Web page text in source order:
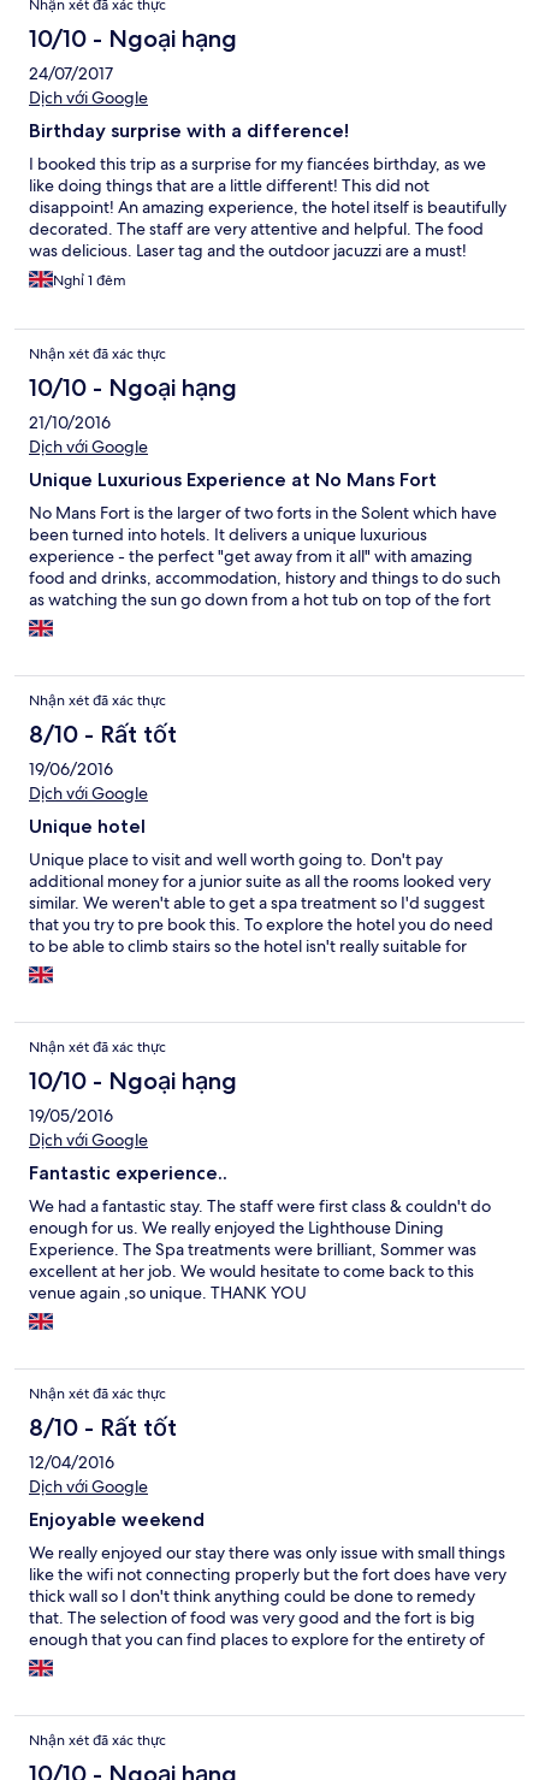
sandwiches were a bit rubbish. Overall it felt like it had been
thrown together from what they had available and was not what
was specified on the menu. There were lots of used bottles and
glasses left around for over 24 hours. The bedroom and
bathroom felt tired. For example half the bathroom floor tiles
cost £10 at most and were falling apart. They had no place in a
£500 a night room. The hot house was closed for the whole of
our stay. The hot tubs were closed for most of the second day
and when they did reopen it was only 1 of the 2. The staff were
generally nice and friendly but they all seemed to have too
many different roles and always seemed rushed. There were
times when we needed staff and couldn't find anyone
anywhere. In conclusion the location was amazing but as a luxury
Nhận xét đã xác thực
10/10 - Ngoại hạng
24/07/2017
Dịch với Google
Birthday surprise with a difference!
I booked this trip as a surprise for my fiancées birthday, as we
like doing things that are a little different! This did not
disappoint! An amazing experience, the hotel itself is beautifully
decorated. The staff are very attentive and helpful. The food
was delicious. Laser tag and the outdoor jacuzzi are a must!
Would recommend to anyone.
Nghỉ 1 đêm
Nhận xét đã xác thực
10/10 - Ngoại hạng
21/10/2016
Dịch với Google
Unique Luxurious Experience at No Mans Fort
No Mans Fort is the larger of two forts in the Solent which have
been turned into hotels. It delivers a unique luxurious
experience - the perfect "get away from it all" with amazing
food and drinks, accommodation, history and things to do such
as watching the sun go down from a hot tub on top of the fort
with amazing views all around and rum infused hot chocolate
round a lovely warm fire pit after dinner. They also have laser
Nhận xét đã xác thực
8/10 - Rất tốt
19/06/2016
Dịch với Google
Unique hotel
Unique place to visit and well worth going to. Don't pay
additional money for a junior suite as all the rooms looked very
similar. We weren't able to get a spa treatment so I'd suggest
that you try to pre book this. To explore the hotel you do need
to be able to climb stairs so the hotel isn't really suitable for
wheelchair users
Nhận xét đã xác thực
10/10 - Ngoại hạng
19/05/2016
Dịch với Google
Fantastic experience..
We had a fantastic stay. The staff were first class & couldn't do
enough for us. We really enjoyed the Lighthouse Dining
Experience. The Spa treatments were brilliant, Sommer was
excellent at her job. We would hesitate to come back to this
venue again ,so unique. THANK YOU
Nhận xét đã xác thực
8/10 - Rất tốt
12/04/2016
Dịch với Google
Enjoyable weekend
We really enjoyed our stay there was only issue with small things
like the wifi not connecting properly but the fort does have very
thick wall so I don't think anything could be done to remedy
that. The selection of food was very good and the fort is big
enough that you can find places to explore for the entirety of
your stay. The checkout time in the morning felt quiet rushed
though, the boat showed up early so we were packed up about
getting on the boat.
Nhận xét đã xác thực